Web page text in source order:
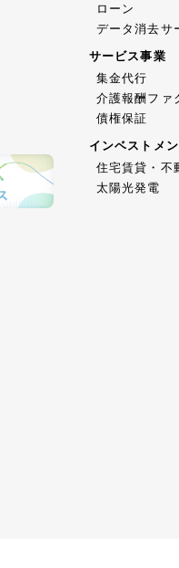
ローン
データ消去サ
サービス事業
集金代行
介護報酬ファ
債権保証
インベストメ
住宅賃貸・不
太陽光発電